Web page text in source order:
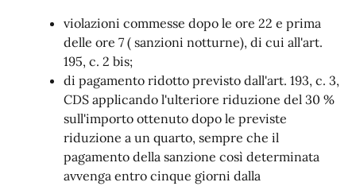
violazioni commesse dopo le ore 22 e prima
delle ore 7 ( sanzioni​ ​notturne), di cui all'art.
195, c. 2 bis;
di​ ​pagamento​ ​ridotto previsto dall'art. 193, c. 3,
CDS applicando l'ulteriore riduzione del 30 %
sull'importo ottenuto dopo le previste
riduzione a un quarto, sempre che il​ ​
pagamento​ ​della​ ​sanzione​ ​così determinata
avvenga entro cinque giorni dalla